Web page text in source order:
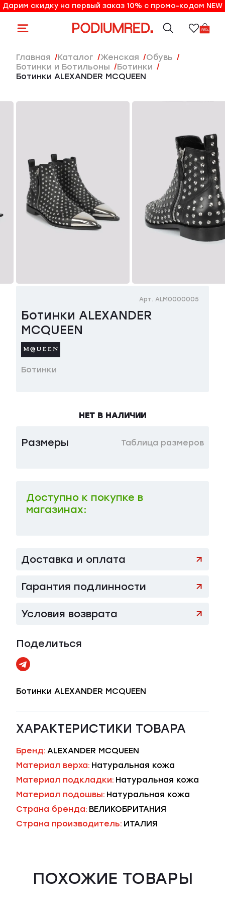
10% на первый заказ по промо-коду NEW
Дарим скидку на первый заказ 10% с промо-кодом NEW
Главная Каталог женская
Обувь
Ботинки и Ботильоны
Ботинки
Ботинки ALEXANDER MCQUEEN
Ботинки ALEXANDER
MCQUEEN
Арт. ALM0000005
Ботинки
НЕТ В НАЛИЧИИ
Размеры Таблица размеров
Доступно к покупке в
магазинах:
Доставка и оплата
Гарантия подлинности
Условия возврата
Поделиться
Ботинки ALEXANDER MCQUEEN
ХАРАКТЕРИСТИКИ ТОВАРА
Бренд: ALEXANDER MCQUEEN
Материал верха: Натуральная кожа
Материал подкладки: Натуральная кожа
Материал подошвы: Натуральная кожа
Страна бренда: ВЕЛИКОБРИТАНИЯ
Страна производитель: ИТАЛИЯ
ПОХОЖИЕ ТОВАРЫ